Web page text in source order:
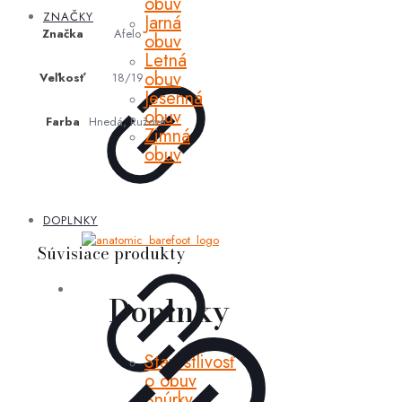
ZNAČKY Jarná
obuv
Letná
obuv
Jesenná
obuv
Zimná
obuv
DOPLNKY
Doplnky
Starostlivosť
o obuv
Značka Afelo
Veľkosť 18/19
Farba Hnedá, Ružová
Súvisiace produkty